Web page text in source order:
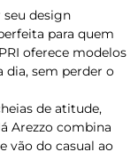
design
para quem
oferece modelos
dia, sem perder o
de atitude,
Arezzo combina
vão do casual ao